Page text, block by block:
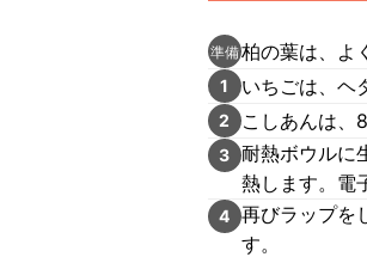
準備柏の葉は、よ
1 いちごは、ヘ
2 こしあんは、
3 耐熱ボウルに
熱します。電
4 再びラップを
す。